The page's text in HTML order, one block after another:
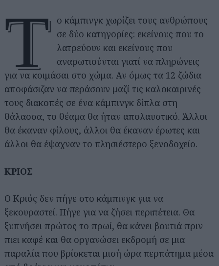
Τ
ο κάμπινγκ χωρίζει τους ανθρώπους
σε δύο κατηγορίες: εκείνους που το
λατρεύουν και εκείνους που
αναρωτιούνται γιατί να πληρώνεις
για να κοιμάσαι στο χώμα. Αν όμως τα 12 ζώδια
αποφάσιζαν να περάσουν μαζί τις καλοκαιρινές
τους διακοπές σε ένα κάμπινγκ δίπλα στη
θάλασσα, το θέαμα θα ήταν απολαυστικό. Άλλοι
θα έκαναν φίλους, άλλοι θα έκαναν έρωτες και
άλλοι θα έψαχναν το πλησιέστερο ξενοδοχείο.
ΚΡΙΟΣ
Ο Κριός δεν πήγε στο κάμπινγκ για να
ξεκουραστεί. Πήγε για να ζήσει περιπέτεια. Θα
ξυπνήσει πρώτος το πρωί, θα κάνει βουτιά πριν
πιει καφέ και θα οργανώσει εκδρομή σε μια
παραλία που βρίσκεται μισή ώρα περπάτημα μέσα